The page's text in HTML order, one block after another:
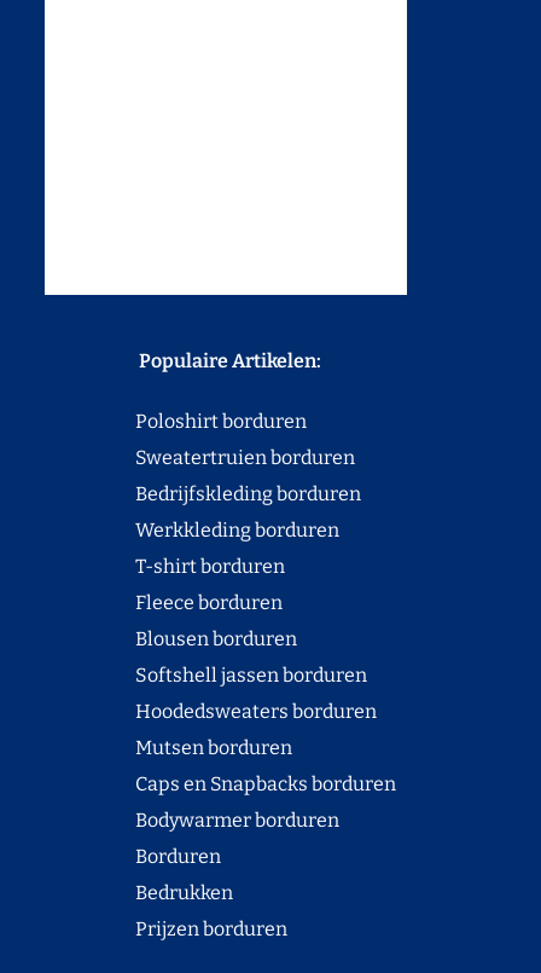
Populaire Artikelen:
Poloshirt borduren
Sweatertruien borduren
Bedrijfskleding borduren
Werkkleding borduren
T-shirt borduren
Fleece borduren
Blousen borduren
Softshell jassen borduren
Hoodedsweaters borduren
Mutsen borduren
Caps en Snapbacks borduren
Bodywarmer borduren
Borduren
Bedrukken
Prijzen borduren